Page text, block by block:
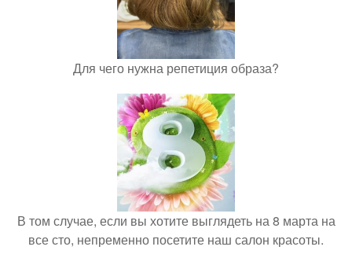
Для чего нужна репетиция образа?
В том случае, если вы хотите выглядеть на 8 марта на
все сто, непременно посетите наш салон красоты.